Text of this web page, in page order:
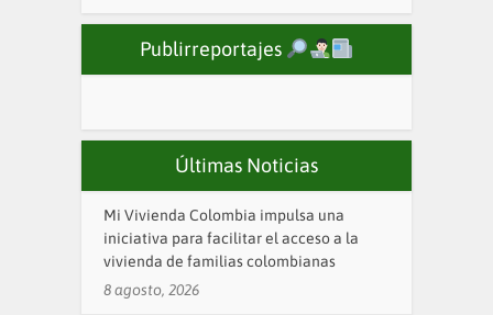
Publirreportajes
Últimas Noticias
Mi Vivienda Colombia impulsa una
iniciativa para facilitar el acceso a la
vivienda de familias colombianas
8 agosto, 2026